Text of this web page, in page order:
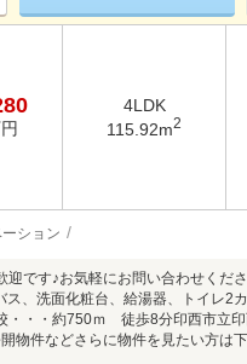
4LDK
115.92m2
ション
です♪お気軽にお問い合わせくだ
、洗面化粧台、給湯器、トイレ2
・・約750ｍ 徒歩8分印西市立
件などさらに物件を見たい方は